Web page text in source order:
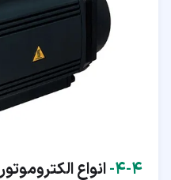
۴‏-‏۴‏- انواع